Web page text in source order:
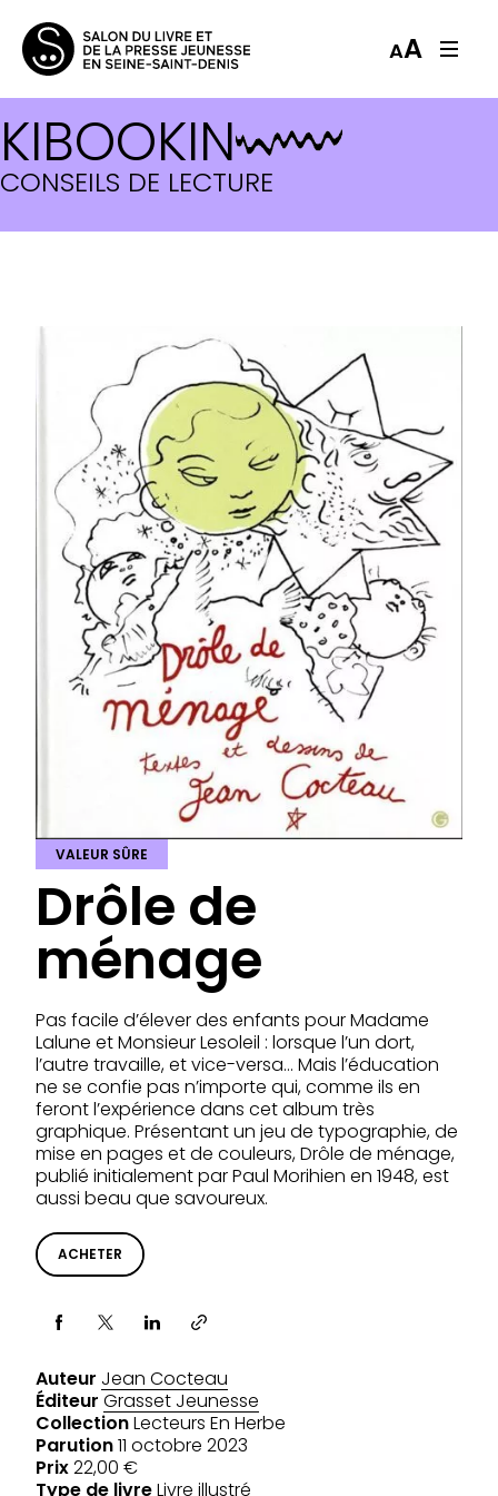
AA
KIBOOKIN
CONSEILS DE LECTURE
VALEUR SÛRE
Drôle de
ménage
Pas facile d’élever des enfants pour Madame
Lalune et Monsieur Lesoleil : lorsque l’un dort,
l’autre travaille, et vice-versa… Mais l’éducation
ne se confie pas n’importe qui, comme ils en
feront l’expérience dans cet album très
graphique. Présentant un jeu de typographie, de
mise en pages et de couleurs, Drôle de ménage,
publié initialement par Paul Morihien en 1948, est
aussi beau que savoureux.
ACHETER
Partager via
Auteur Jean Cocteau
Éditeur Grasset Jeunesse
CollectionLecteurs En Herbe
Parution11 octobre 2023
Prix22,00 €
Type de livreLivre illustré